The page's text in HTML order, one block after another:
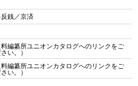
銭／京済
料編纂所ユニオンカタログへのリンクをご
い。）
料編纂所ユニオンカタログへのリンクをご
い。）